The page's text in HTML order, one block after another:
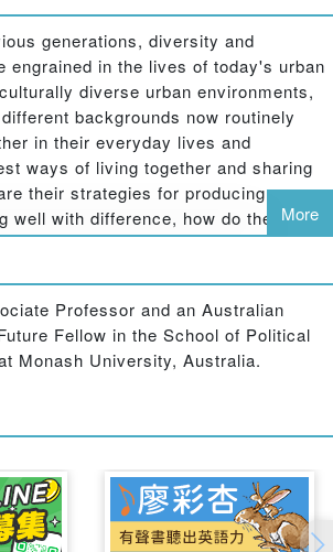
generations, diversity and
engrained in the lives of today's urban
diverse urban environments,
backgrounds now routinely
in their everyday lives and
ways of living together and sharing
their strategies for producing,
well with difference, how do they
of belonging, and what are the
against social cohesion amongst
Anita Harris explores the ways
conditions of cultural diversity in
suburbs, focusing particularly on
produce mix, conflict, community
book illuminates rich, local
positioned to address this global
More
Professor and an Australian
Fellow in the School of Political
Monash University, Australia.